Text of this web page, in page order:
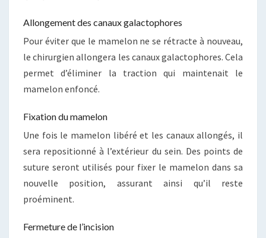
Allongement des canaux galactophores
Pour éviter que le mamelon ne se rétracte à nouveau,
le chirurgien allongera les canaux galactophores. Cela
permet d’éliminer la traction qui maintenait le
mamelon enfoncé.
Fixation du mamelon
Une fois le mamelon libéré et les canaux allongés, il
sera repositionné à l’extérieur du sein. Des points de
suture seront utilisés pour fixer le mamelon dans sa
nouvelle position, assurant ainsi qu’il reste
proéminent.
Fermeture de l’incision